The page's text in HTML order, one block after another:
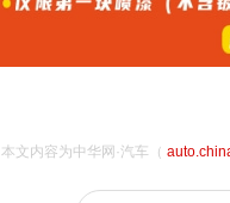
本文内容为中华网·汽车（